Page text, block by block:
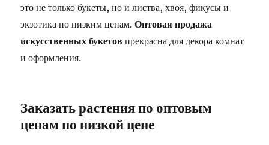
это не только букеты, но и листва, хвоя, фикусы и
экзотика по низким ценам.Оптовая продажа
искусственных букетов прекрасна для декора комнат
и оформления.
Заказать растения по оптовым
ценам по низкой цене